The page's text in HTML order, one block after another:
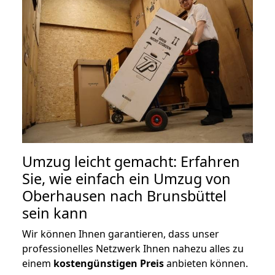
Umzug leicht gemacht: Erfahren
Sie, wie einfach ein Umzug von
Oberhausen nach Brunsbüttel
sein kann
Wir können Ihnen garantieren, dass unser
professionelles Netzwerk Ihnen nahezu alles zu
einem kostengünstigen Preisanbieten können.